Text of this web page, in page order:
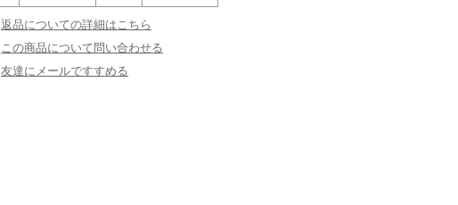
返品についての詳細はこちら
この商品について問い合わせる
友達にメールですすめる